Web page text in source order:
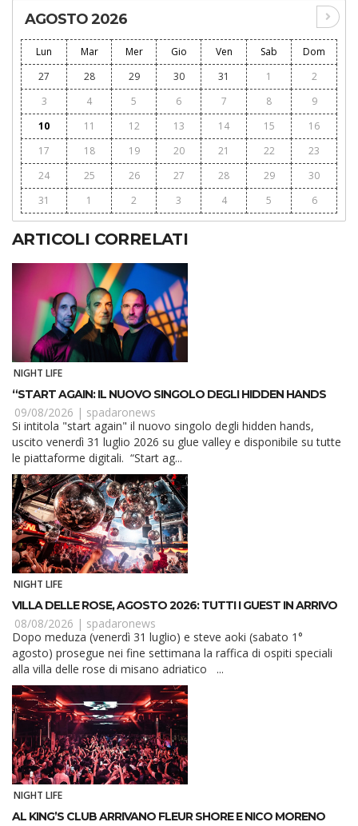
AGOSTO 2026
Lun Mar Mer Gio Ven Sab
Dom
27
28 29 30 31 1
2
3
4 5 6 7 8
9
10
11 12 13 14 15
16
17
18 19 20 21 22
23
24
25 26 27 28 29
30
31
1 2 3 4 5 6
ARTICOLI CORRELATI
NIGHT LIFE
“START AGAIN: IL NUOVO SINGOLO DEGLI HIDDEN HANDS
09/08/2026 | spadaronews
Si intitola "start again" il nuovo singolo degli hidden hands,
uscito venerdì 31 luglio 2026 su glue valley e disponibile su tutte
le piattaforme digitali. “Start ag...
NIGHT LIFE
VILLA DELLE ROSE, AGOSTO 2026: TUTTI I GUEST IN ARRIVO
08/08/2026 | spadaronews
Dopo meduza (venerdì 31 luglio) e steve aoki (sabato 1°
agosto) prosegue nei fine settimana la raffica di ospiti speciali
alla villa delle rose di misano adriatico ...
NIGHT LIFE
AL KING’S CLUB ARRIVANO FLEUR SHORE E NICO MORENO